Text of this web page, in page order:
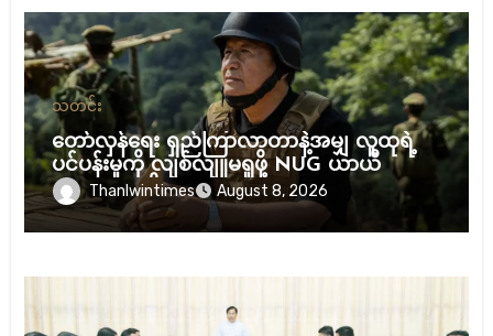
သတင်း
တော်လှန်ရေး ရှည်ကြာလာတာနဲ့အမျှ လူထုရဲ့
ပင်ပန်းမှုကို လျစ်လျူမရှုဖို့ NUG ယာယီ
သမ္မတ သတိပေး
Thanlwintimes August 8, 2026